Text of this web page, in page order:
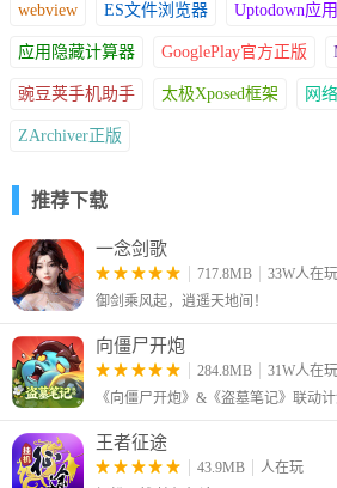
webview ES文件浏览器 Uptodown应
应用隐藏计算器 GooglePlay官方正版
豌豆荚手机助手 太极Xposed框架 网
ZArchiver正版
推荐下载
一念剑歌
717.8MB
33W人在玩
御剑乘风起，逍遥天地间！
向僵尸开炮
284.8MB
31W人在玩
《向僵尸开炮》&《盗墓笔记》联动计
王者征途
43.9MB
人在玩